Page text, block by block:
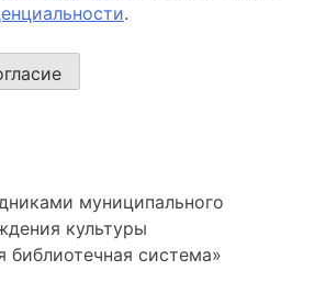
.
муниципального
культуры
библиотечная система»